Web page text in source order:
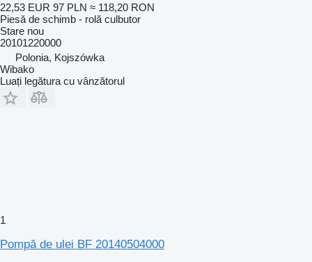
22,53 EUR 97 PLN ≈ 118,20 RON
Piesă de schimb - rolă culbutor
Stare nou
20101220000
Polonia, Kojszówka
Wibako
Luați legătura cu vânzătorul
1
Pompă de ulei BF 20140504000